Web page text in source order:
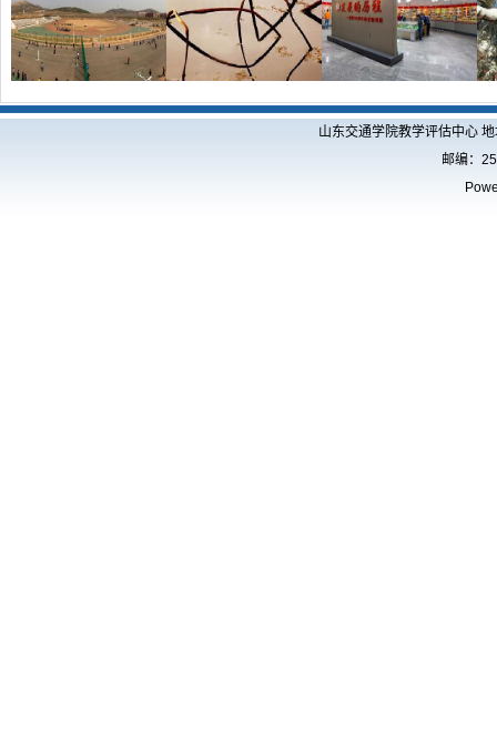
山东交通学院教学评估中心
邮编：